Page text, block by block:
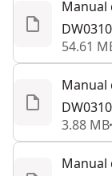
Manual
54.61
Manual
3.88 MB
Manual